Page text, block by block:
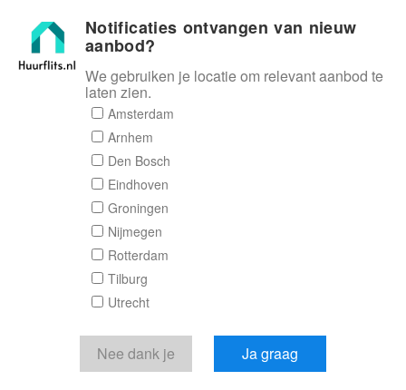
Huurflits
Reactieformulier
Huurflits
Verstuur je bericht
Door een bericht te sturen kom je in contact met de
aanbieder of makelaar van de woning.
Notificaties ontvangen van nieuw
aanbod?
We gebruiken je locatie om relevant aanbod te
laten zien.
Amsterdam
Arnhem
Den Bosch
Eindhoven
Groningen
Nijmegen
Rotterdam
Tilburg
Utrecht
Nee dank je Ja graag